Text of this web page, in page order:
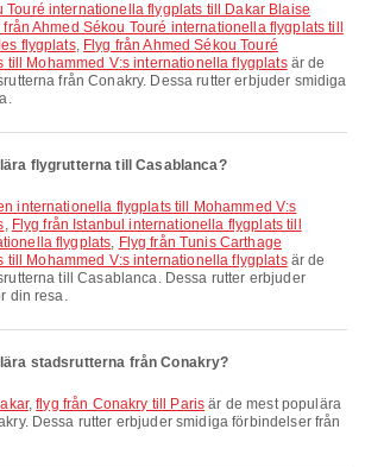
från Ahmed Sékou Touré internationella flygplats till
flygplats, Flyg från Ahmed Sékou Touré
till Mohammed V:s internationella flygplatsär de
från Conakry. Dessa rutter erbjuder smidiga
flygrutterna till Casablanca?
, Flyg från Istanbul internationella flygplats till
flygplats, Flyg från Tunis Carthage
till Mohammed V:s internationella flygplatsär de
till Casablanca. Dessa rutter erbjuder
din resa.
stadsrutterna från Conakry?
,flyg från Conakry till Paris är de mest populära
Dessa rutter erbjuder smidiga förbindelser från